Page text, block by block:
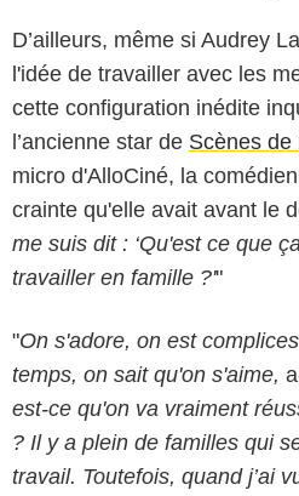
D’ailleurs, même si Audrey
l'idée de travailler avec les
cette configuration inédite
l’ancienne star de Scènes de
micro d'AlloCiné, la
crainte qu'elle avait avant le
me suis dit : ‘Qu'est ce que
travailler en famille ?'"
"On s'adore, on est
temps, on sait qu'on s'aime,
est-ce qu'on va vraiment
? Il y a plein de familles qui
travail. Toutefois, quand j’ai